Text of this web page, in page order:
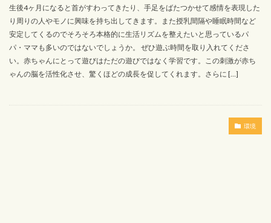
生後4ヶ月になると首がすわってきたり、手足をばたつかせて感情を表現した
り周りの人やモノに興味を持ち出してきます。また授乳間隔や睡眠時間など
安定してくるのでそろそろ本格的に生活リズムを整えたいと思っているパ
パ・ママも多いのではないでしょうか。 ぜひ遊ぶ時間を取り入れてくださ
い。赤ちゃんにとって遊びはただの遊びではなく学習です。この刺激が赤ち
ゃんの脳を活性化させ、驚くほどの成長を促してくれます。さらに […]
環境